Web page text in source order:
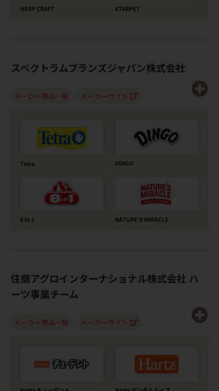
スペクトラムブランズジャパン株式会社
メーカー商品一覧 メーカーサイト
住商アグロインターナショナル株式会社 ハ
ーツ事業チーム
メーカー商品一覧 メーカーサイト